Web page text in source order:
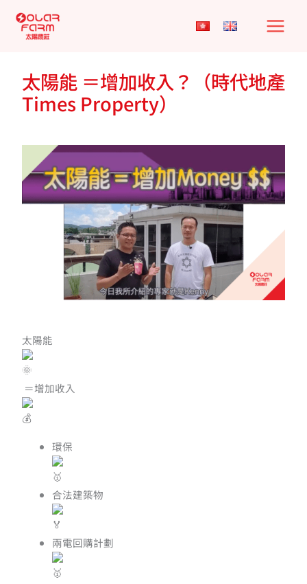
太陽能 ＝增加收入？（時代地產
Times Property）
太陽能
＝增加收入
環保
合法建築物
兩電回購計劃